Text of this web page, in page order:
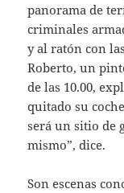
panorama de
criminales
y al ratón con
Roberto, un
de las 10.00,
quitado su
será un sitio de
mismo”, dice.
Son escenas